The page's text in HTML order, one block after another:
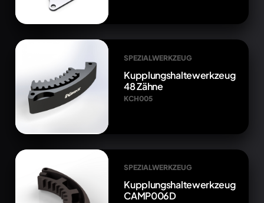
SPEZIALWERKZEUG
Kupplungshaltewerkzeug
48 Zähne
KCH005
SPEZIALWERKZEUG
Kupplungshaltewerkzeug
CAMP006D